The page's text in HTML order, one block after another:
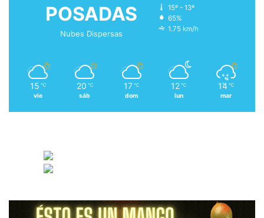
POSADAS
Nubes Dispersas
15º - 13º
65%
1.75 km/h
15 ℃
vie
20 ℃
sáb
17 ℃
dom
12 ℃
lun
14 ℃
mar